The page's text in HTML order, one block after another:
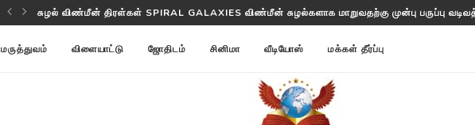
சுழல் விண்மீன் திரள்கள் SPIRAL GALAXIES விண்மீன் சுழல்களாக மாறுவதற்கு முன்பு பருப்பு
மருத்துவம் விளையாட்டு ஜோதிடம் சினிமா வீடியோஸ் மக்கள் தீர்ப்பு